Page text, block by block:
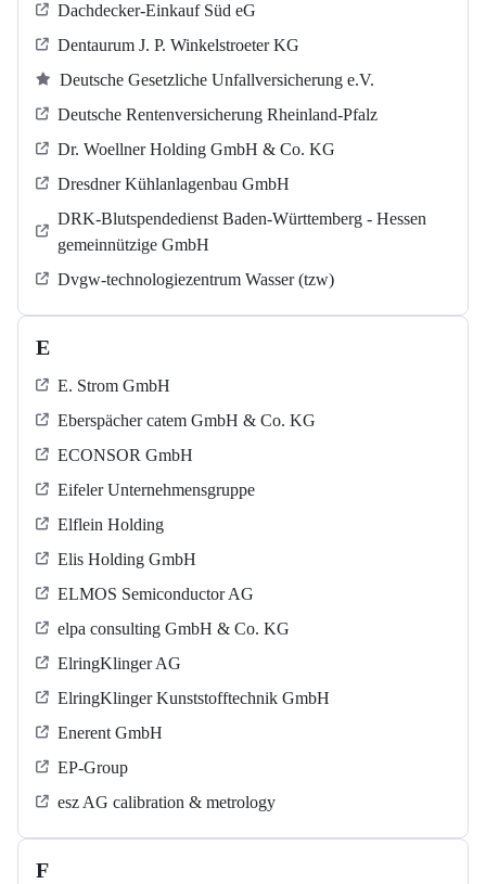
Dachdecker-Einkauf Süd eG
Dentaurum J. P. Winkelstroeter KG
Deutsche Gesetzliche Unfallversicherung e.V.
Deutsche Rentenversicherung Rheinland-Pfalz
Dr. Woellner Holding GmbH & Co. KG
Dresdner Kühlanlagenbau GmbH
DRK-Blutspendedienst Baden-Württemberg - Hessen
gemeinnützige GmbH
Dvgw-technologiezentrum Wasser (tzw)
E
E. Strom GmbH
Eberspächer catem GmbH & Co. KG
ECONSOR GmbH
Eifeler Unternehmensgruppe
Elflein Holding
Elis Holding GmbH
ELMOS Semiconductor AG
elpa consulting GmbH & Co. KG
ElringKlinger AG
ElringKlinger Kunststofftechnik GmbH
Enerent GmbH
EP-Group
esz AG calibration & metrology
F